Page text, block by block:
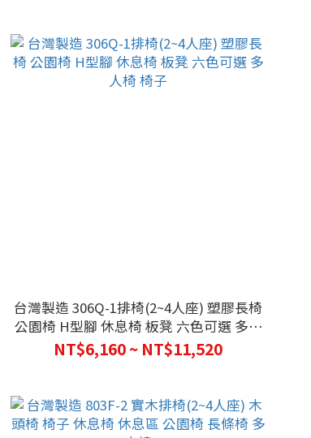
台灣製造 306Q-1排椅(2~4人座) 塑膠長椅
公園椅 H型腳 休息椅 板凳 六色可選 多人
椅 椅子
NT$6,160 ~ NT$11,520